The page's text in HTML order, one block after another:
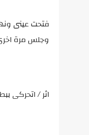
فتحت عينى
وجلس مرة
اثر / اتحركى